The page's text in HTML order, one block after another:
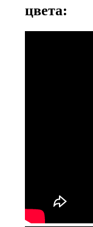
цвета: